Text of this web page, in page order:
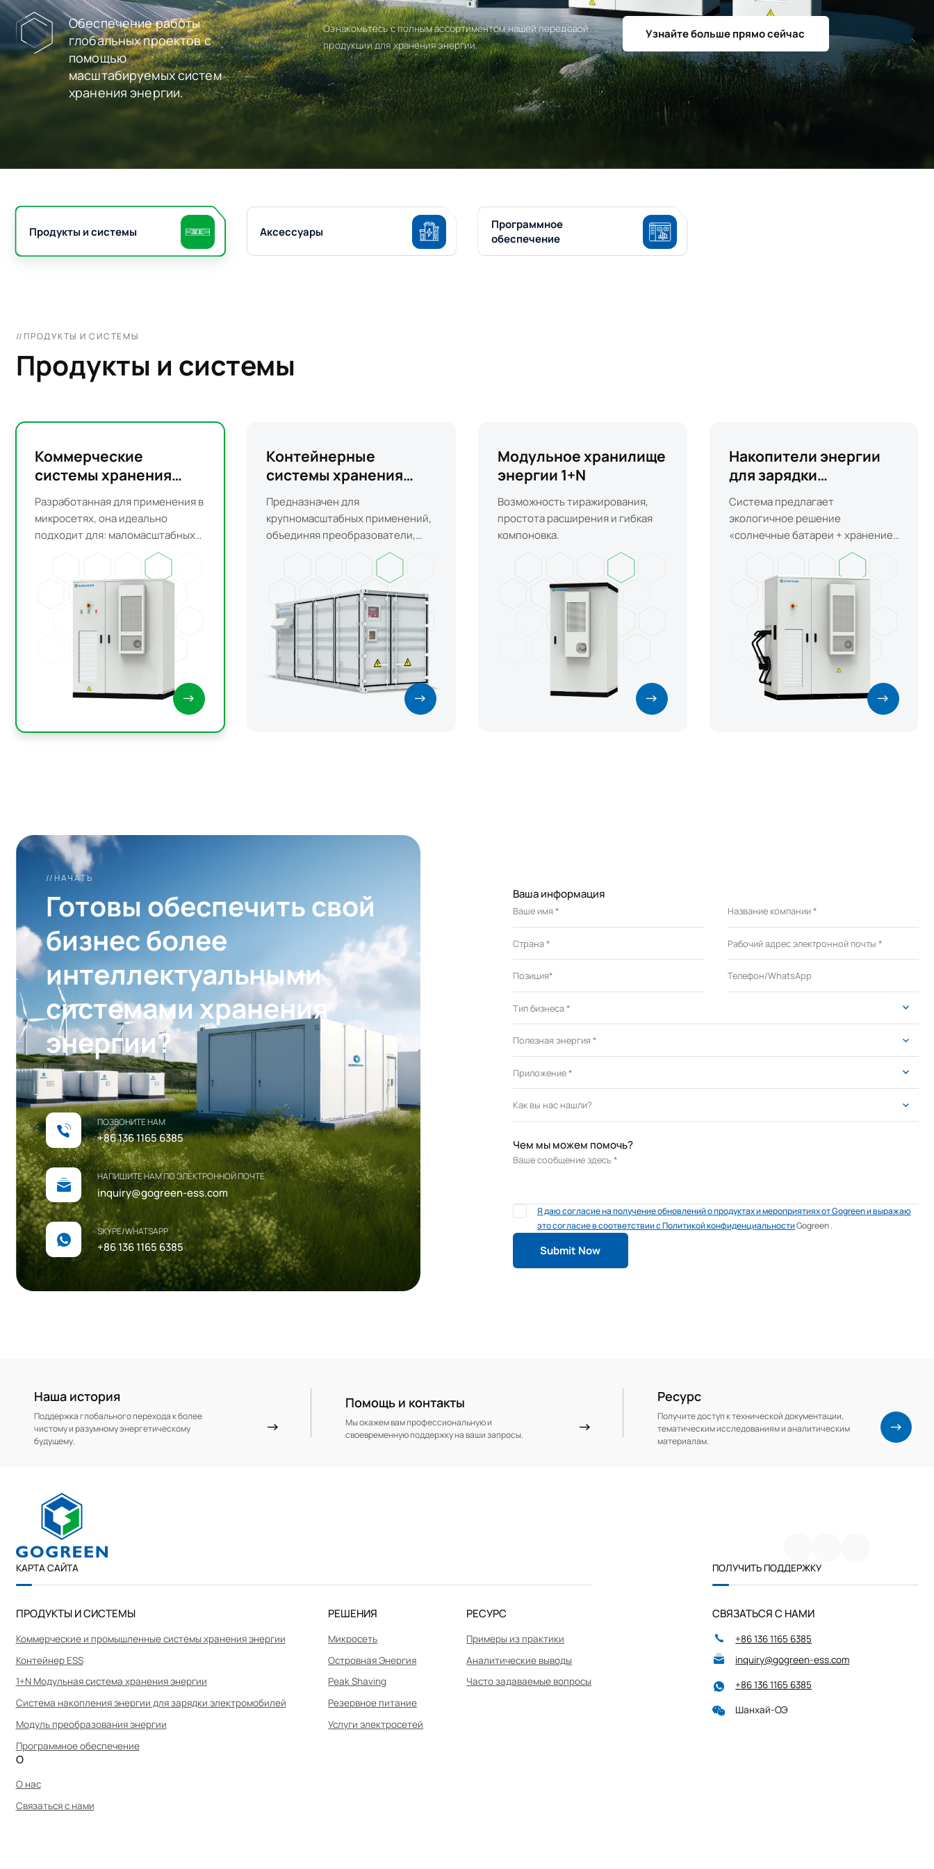
Обеспечение работы
глобальных проектов с
помощью
масштабируемых систем
хранения энергии.
Ознакомьтесь с полным ассортиментом нашей передовой
продукции для хранения энергии.
Узнайте больше прямо сейчас
Продукты и системы Аксессуары
Программное
обеспечение
//ПРОДУКТЫ И СИСТЕМЫ
Продукты и системы
Коммерческие
системы хранения
энергии
Разработанная для применения в
микросетях, она идеально
подходит для: маломасштабных
коммерческих и промышленных
гибридных систем «солнечная
энергия + дизельное топливо».
Контейнерные
системы хранения
энергии
Предназначен для
крупномасштабных применений,
объединяя преобразователи,
батареи, трансформаторы,
противопожарной защиты,
распределения электроэнергии,
мониторинга и управления
энергопотреблением.
Модульное хранилище
энергии 1+N
Возможность тиражирования,
простота расширения и гибкая
компоновка.
Накопители энергии
для зарядки
электромобилей
Система предлагает
экологичное решение
«солнечные батареи + хранение
//НАЧАТЬ
Готовы обеспечить свой
бизнес более
интеллектуальными
системами хранения
энергии?
ПОЗВОНИТЕ НАМ
+86 136 1165 6385
НАПИШИТЕ НАМ ПО ЭЛЕКТРОННОЙ ПОЧТЕ
inquiry@gogreen-ess.com
SKYPE/WHATSAPP
+86 136 1165 6385
Ваша информация
Чем мы можем помочь?
Я даю согласие на получение обновлений о продуктах и ​​мероприятиях от Gogreen и выражаю
это согласие в соответствии с Политикой конфиденциальностиGogreen.
Наша история
Поддержка глобального перехода к более
чистому и разумному энергетическому
будущему.
Помощь и контакты
Мы окажем вам профессиональную и
своевременную поддержку на ваши запросы.
Ресурс
Получите доступ к технической документации,
тематическим исследованиям и аналитическим
материалам.
Г
Г
И
Н
КАРТА САЙТА
ПРОДУКТЫ И СИСТЕМЫ
Коммерческие и промышленные системы хранения энергии
Контейнер ESS
1+N Модульная система хранения энергии
Система накопления энергии для зарядки электромобилей
Модуль преобразования энергии
Программное обеспечение
РЕШЕНИЯ
Микросеть
Островная Энергия
Peak Shaving
Резервное питание
Услуги электросетей
РЕСУРС
Примеры из практики
Аналитические выводы
Часто задаваемые вопросы
О
О нас
Связаться с нами
ПОЛУЧИТЬ ПОДДЕРЖКУ
СВЯЗАТЬСЯ С НАМИ
+86 136 1165 6385
inquiry@gogreen-ess.com
+86 136 1165 6385
Шанхай-ОЭ